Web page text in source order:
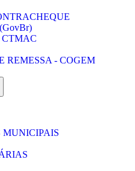
REMESSA - COGEM
MUNICIPAIS